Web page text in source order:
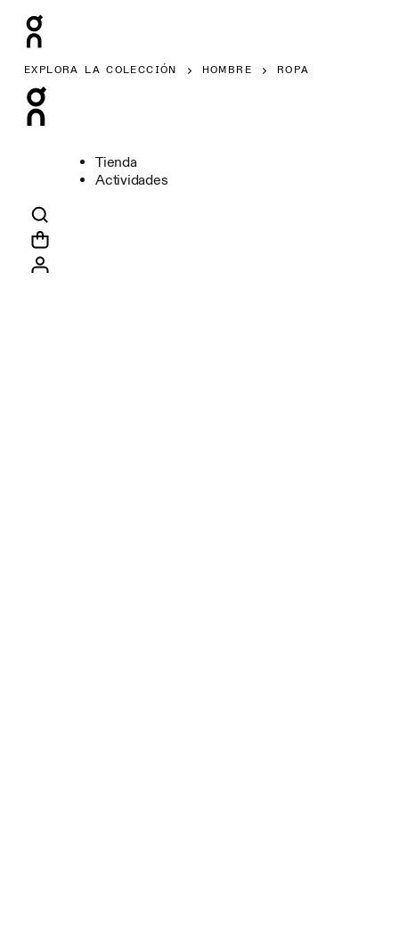
EXPLORA LA COLECCIÓN HOMBRE ROPA
Tienda
Actividades